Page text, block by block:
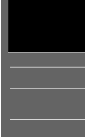
информационный